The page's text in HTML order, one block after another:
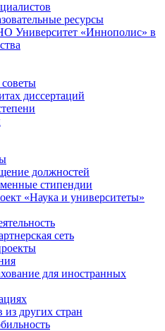
ресурсы
Университет «Иннополис» в
диссертаций
должностей
стипендии
«Наука и университеты»
сеть
для иностранных
из других стран